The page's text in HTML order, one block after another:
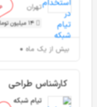
تهران
14 میلیون تومان و بیشتر
بیش از یک ماه
کارشناس طراحی
تیام شبکه